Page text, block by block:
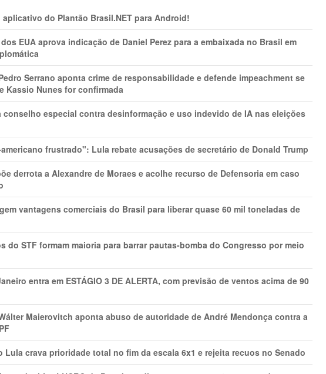
aplicativo do Plantão Brasil.NET para Android!
EUA aprova indicação de Daniel Perez para a embaixada no Brasil em
Serrano aponta crime de responsabilidade e defende impeachment se
Kassio Nunes for confirmada
conselho especial contra desinformação e uso indevido de IA nas eleições
frustrado": Lula rebate acusações de secretário de Donald Trump
derrota a Alexandre de Moraes e acolhe recurso de Defensoria em caso
vantagens comerciais do Brasil para liberar quase 60 mil toneladas de
do STF formam maioria para barrar pautas-bomba do Congresso por meio
entra em ESTÁGIO 3 DE ALERTA, com previsão de ventos acima de 90
Maierovitch aponta abuso de autoridade de André Mendonça contra a
Lula crava prioridade total no fim da escala 6x1 e rejeita recuos no Senado